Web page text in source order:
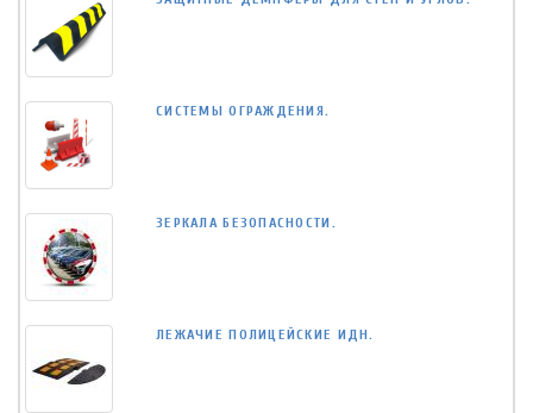
СИСТЕМЫ ОГРАЖДЕНИЯ.
ЗЕРКАЛА БЕЗОПАСНОСТИ.
ЛЕЖАЧИЕ ПОЛИЦЕЙСКИЕ ИДН.